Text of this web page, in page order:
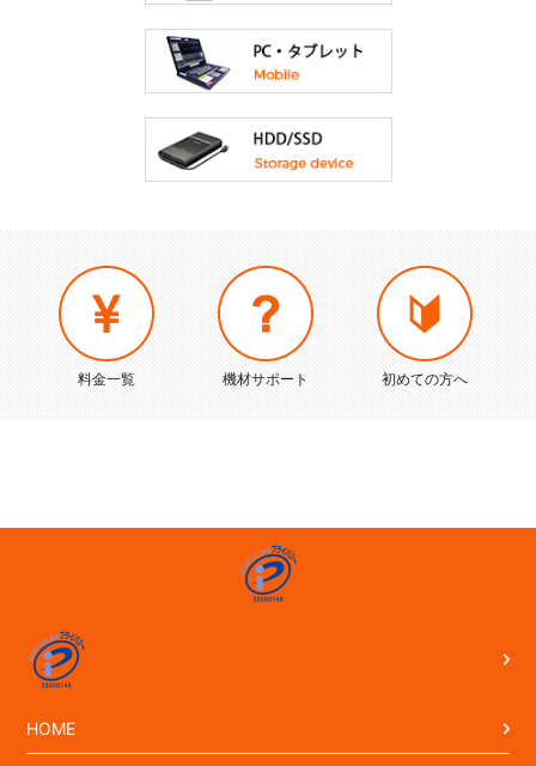
料金一覧 機材サポート 初めての方へ
HOME